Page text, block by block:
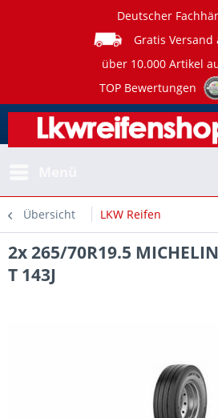
Deutscher
Gratis Versand
über 10.000 Artikel
TOP Bewertungen
Übersicht LKW Reifen
2x 265/70R19.5
T 143J